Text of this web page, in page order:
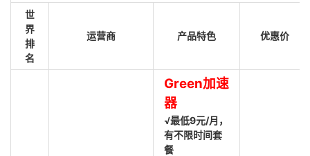
世
界
排
名
运营商 产品特色 优惠价
Green加速
器
√最低9元/月，
有不限时间套
餐